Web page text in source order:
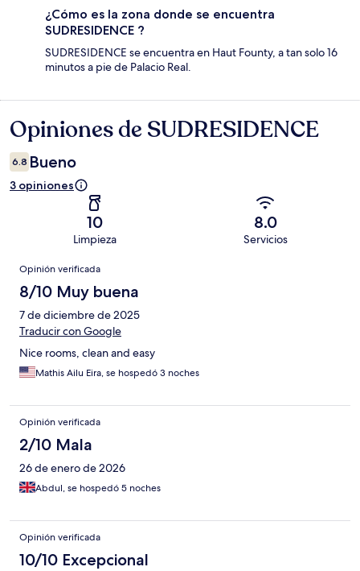
¿Cómo es la zona donde se encuentra
SUDRESIDENCE ?
SUDRESIDENCE se encuentra en Haut Founty, a tan solo 16
minutos a pie de Palacio Real.
Opiniones
Opiniones de SUDRESIDENCE
6.8 Bueno
3 opiniones
10
Limpieza
8.0
Servicios
Opiniones
Opinión verificada
8/10 Muy buena
7 de diciembre de 2025
Traducir con Google
Nice rooms, clean and easy
Mathis Ailu Eira, se hospedó 3 noches
Opinión verificada
2/10 Mala
26 de enero de 2026
Abdul, se hospedó 5 noches
Opinión verificada
10/10 Excepcional